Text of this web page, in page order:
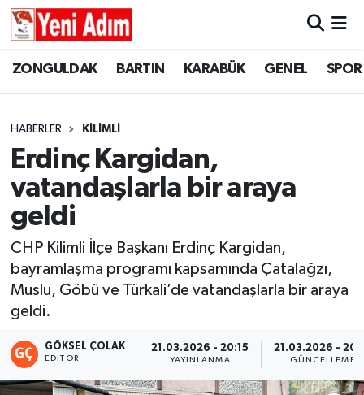
ZONGULDAK BARTIN KARABÜK GENEL SPOR
HABERLER KİLİMLİ
Erdinç Kargidan,
vatandaşlarla bir araya
geldi
CHP Kilimli İlçe Başkanı Erdinç Kargidan,
bayramlaşma programı kapsamında Çatalağzı,
Muslu, Göbü ve Türkali’de vatandaşlarla bir araya
geldi.
GÖKSEL ÇOLAK
EDITÖR
21.03.2026 - 20:15
YAYINLANMA
21.03.2026 -
GÜNCELLEME
ZONGULDAK
ASAYİŞ
GÜNCEL
SİYASET
RESMİ İLAN
ZONGULDAK
KARABÜK
GENEL
SPOR
SİYASET
SAĞLIK
GÜNCEL
Zonguldak Hava Durumu
Süper Lig Puan Durumu ve Fikstür
Tüm Manşetler
Son Dakika Haberleri
Haber Arşivi